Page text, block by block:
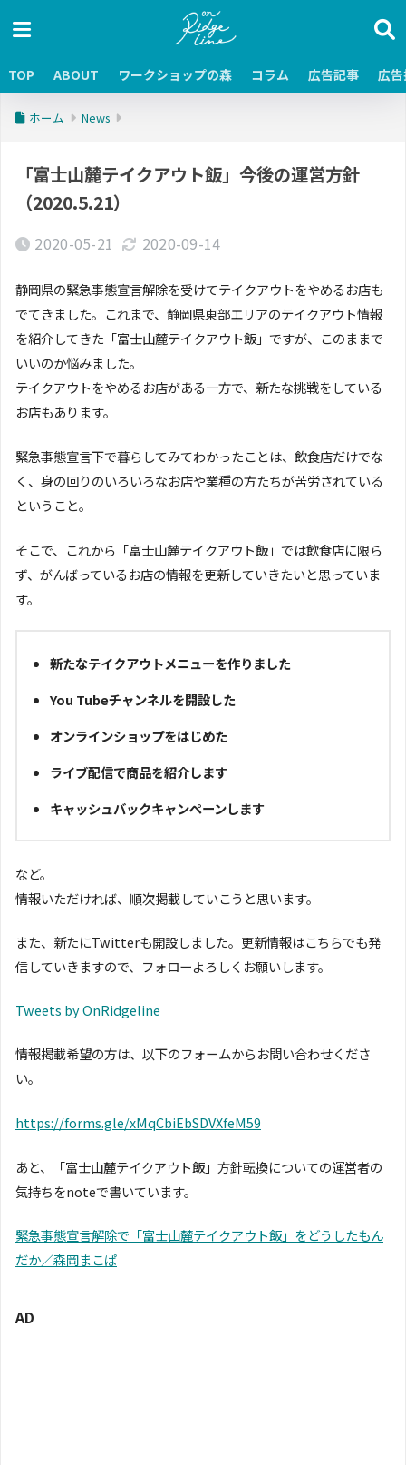
TOP ABOUT ワークショップの森 コラム 広告記事 広
ホーム News
「富士山麓テイクアウト飯」今後の運営方針
（2020.5.21）
2020-05-21 2020-09-14
静岡県の緊急事態宣言解除を受けてテイクアウトをやめるお店も
でてきました。これまで、静岡県東部エリアのテイクアウト情報
を紹介してきた「富士山麓テイクアウト飯」ですが、このままで
いいのか悩みました。
テイクアウトをやめるお店がある一方で、新たな挑戦をしている
お店もあります。
緊急事態宣言下で暮らしてみてわかったことは、飲食店だけでな
く、身の回りのいろいろなお店や業種の方たちが苦労されている
ということ。
そこで、これから「富士山麓テイクアウト飯」では飲食店に限ら
ず、がんばっているお店の情報を更新していきたいと思っていま
す。
新たなテイクアウトメニューを作りました
You Tubeチャンネルを開設した
オンラインショップをはじめた
ライブ配信で商品を紹介します
キャッシュバックキャンペーンします
など。
情報いただければ、順次掲載していこうと思います。
また、新たにTwitterも開設しました。更新情報はこちらでも発
信していきますので、フォローよろしくお願いします。
Tweets by OnRidgeline
情報掲載希望の方は、以下のフォームからお問い合わせくださ
い。
https://forms.gle/xMqCbiEbSDVXfeM59
あと、「富士山麓テイクアウト飯」方針転換についての運営者の
気持ちをnoteで書いています。
緊急事態宣言解除で「富士山麓テイクアウト飯」をどうしたもん
だか／森岡まこぱ
AD